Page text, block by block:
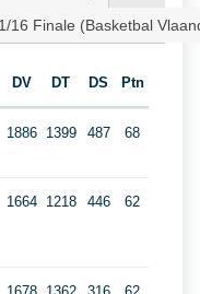
16 Finale (Basketbal
DV DT DS Ptn
1886 1399 487 68
1664 1218 446 62